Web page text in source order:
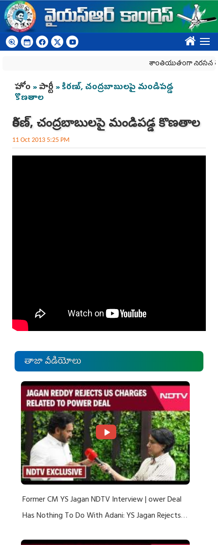
Skip to main content
????
శాంతియుతంగా నిరసన
You are here
హోం »పార్టీ » కిరణ్, చంద్రబాబులపై మండిపడ్డ
కొణతాల
కిరణ్, చంద్రబాబులపై మండిపడ్డ కొణతాల
11 Oct 2013 5:25 PM
తాజా వీడియోలు
Former CM YS Jagan NDTV Interview | ower Deal
Has Nothing To Do With Adani: YS Jagan Rejects